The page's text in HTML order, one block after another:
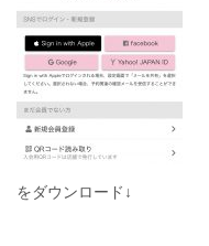
をダウンロード↓